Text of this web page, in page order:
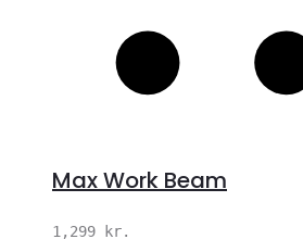
Max Work Beam
1,299 kr.